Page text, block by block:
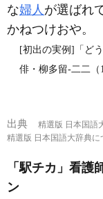
な婦人 が選ばれ
かねつけおや。
[初出の実例]「ど
俳・柳多留‐二二（
出典
精選版 日本国語
精選版 日本国語大辞典
「駅チカ」看護
ン